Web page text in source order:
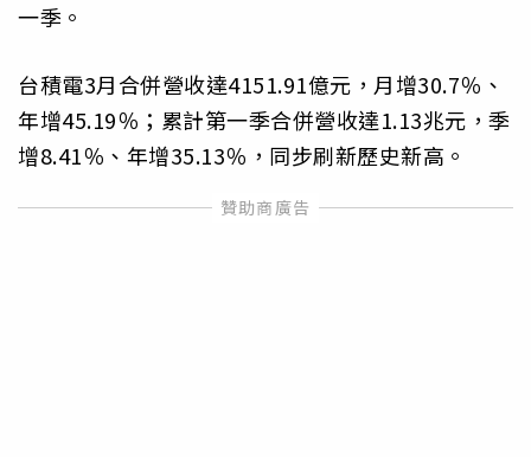
一季。
台積電3月合併營收達4151.91億元，月增30.7％、
年增45.19％；累計第一季合併營收達1.13兆元，季
增8.41％、年增35.13％，同步刷新歷史新高。